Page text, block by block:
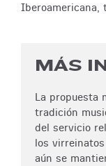
Iberoamericana,
MÁS
La propuesta
tradición
del servicio
los
aún se